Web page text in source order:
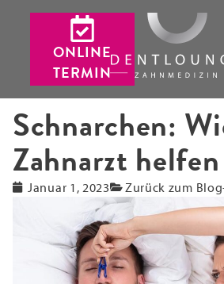
ONLINE
TERMIN
Schnarchen:
Zahnarzt
Januar 1, 2023 Zurück zum